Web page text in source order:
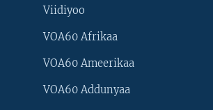
Viidiyoo
VOA60 Afrikaa
VOA60 Ameerikaa
VOA60 Addunyaa